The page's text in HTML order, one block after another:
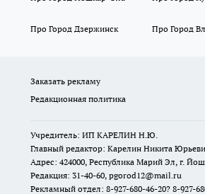
Про Город Дзержинск
Про Город
Заказать рекламу
Редакционная политика
Учредитель: ИП КАРЕЛИН Н.Ю.
Главный редактор: Карелин Никита
Адрес: 424000, Республика Марий Эл, г.
Редакция: 31-40-60, pgorod12@mail.ru
Рекламный отдел: 8-927-680-46-20? 8-927-